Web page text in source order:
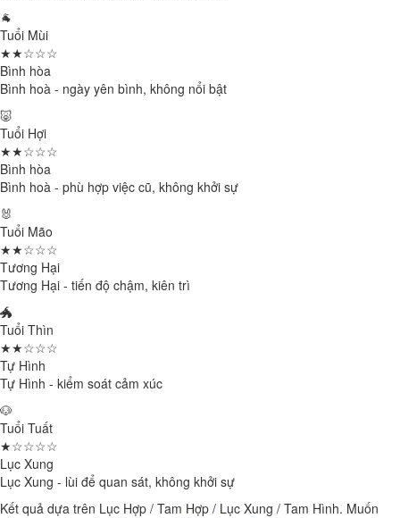
🐐
Tuổi Mùi
★★☆☆☆
Bình hòa
Bình hoà - ngày yên bình, không nổi bật
🐷
Tuổi Hợi
★★☆☆☆
Bình hòa
Bình hoà - phù hợp việc cũ, không khởi sự
🐰
Tuổi Mão
★★☆☆☆
Tương Hại
Tương Hại - tiến độ chậm, kiên trì
🐲
Tuổi Thìn
★★☆☆☆
Tự Hình
Tự Hình - kiểm soát cảm xúc
🐶
Tuổi Tuất
★☆☆☆☆
Lục Xung
Lục Xung - lùi để quan sát, không khởi sự
Kết quả dựa trên Lục Hợp / Tam Hợp / Lục Xung / Tam Hình. Muốn